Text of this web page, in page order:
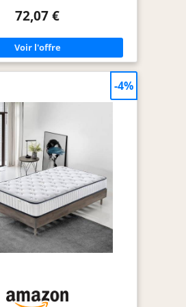
email fournie dans la brochure
prendra un minimum de 72
se rétablir après le déballage de
Avenco, donc soyez Soyez donc
Important de Dormir en Toute
100 pour leur douceur et leur
la peau. La mousse est certifiée
exempte de substances nocives et
ce matelas hybride à ressorts, tout
peut dormir en toute sérénité.
silencieuse 🔵 Le matelas Avenco
partir de matériaux qui absorbent
vibrations afin que vous puissiez
nuit de sommeil paisible, et les
individuellement sont conçus
mouvements gênants entre les
signifie que vous ne serez pas
votre partenaire se retourne ou
qui vous permet de profiter d'une
paisible. Soutien Supérieur 🔵 Le
est doté de ressorts ensachés
haute qualité qui offrent une
corps et positions de sommeil,
besoins des dormeurs sur le dos,
72,07 €
-4%